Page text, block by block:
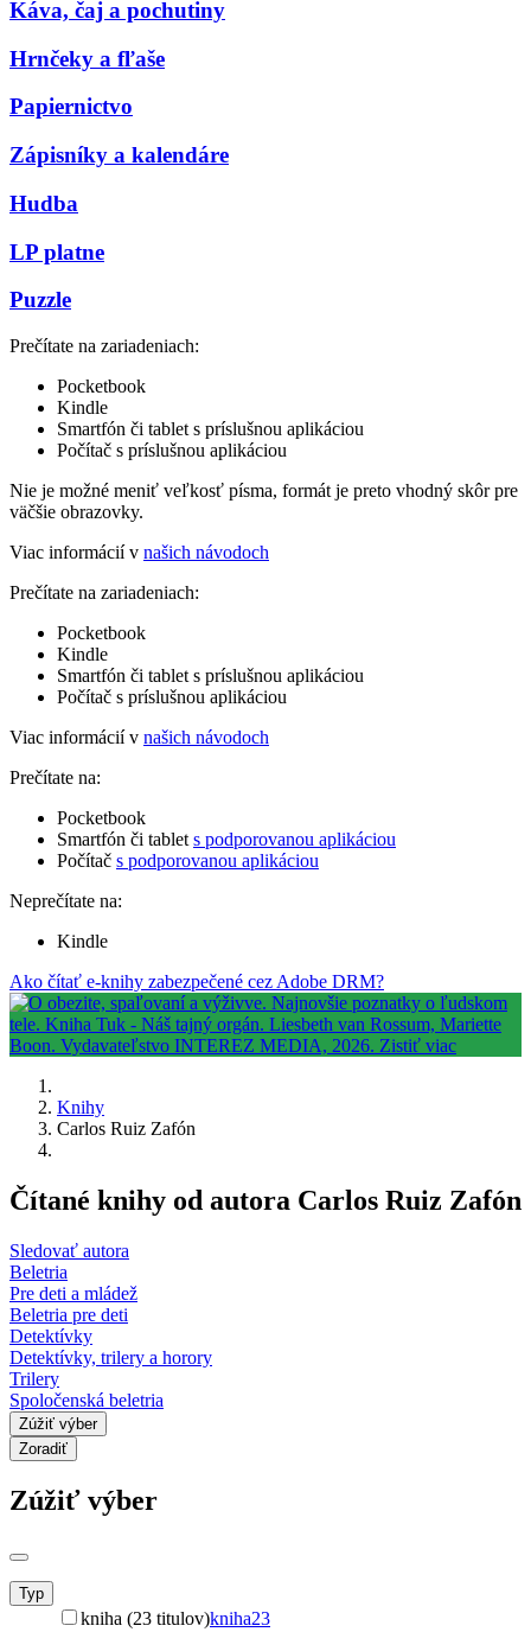
Káva, čaj a pochutiny
Hrnčeky a fľaše
Papiernictvo
Zápisníky a kalendáre
Hudba
LP platne
Puzzle
Prečítate na zariadeniach:
Pocketbook
Kindle
Smartfón či tablet s príslušnou aplikáciou
Počítač s príslušnou aplikáciou
Nie je možné meniť veľkosť písma, formát je preto vhodný skôr pre
väčšie obrazovky.
Viac informácií v našich návodoch
Prečítate na zariadeniach:
Pocketbook
Kindle
Smartfón či tablet s príslušnou aplikáciou
Počítač s príslušnou aplikáciou
Viac informácií v našich návodoch
Prečítate na:
Pocketbook
Smartfón či tablet s podporovanou aplikáciou
Počítač s podporovanou aplikáciou
Neprečítate na:
Kindle
Ako čítať e-knihy zabezpečené cez Adobe DRM?
Knihy
Carlos Ruiz Zafón
Čítané knihy od autora Carlos Ruiz Zafón
Sledovať autora
Beletria
Pre deti a mládež
Beletria pre deti
Detektívky
Detektívky, trilery a horory
Trilery
Spoločenská beletria
Zúžiť výber
Zoradiť
Zúžiť výber
Typ
kniha (23 titulov)kniha23